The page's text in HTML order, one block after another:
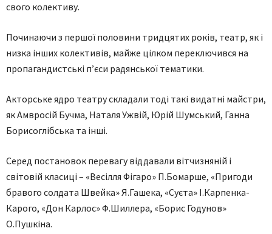
свого колективу.
Починаючи з першої половини тридцятих років, театр, як і
низка інших колективів, майже цілком переключився на
пропагандистські п’єси радянської тематики.
Акторське ядро театру складали тоді такі видатні майстри,
як Амвросій Бучма, Наталя Ужвій, Юрій Шумський, Ганна
Борисоглібська та інші.
Серед постановок перевагу віддавали вітчизняній і
світовій класиці – «Весілля Фігаро» П.Бомарше, «Пригоди
бравого солдата Швейка» Я.Гашека, «Суєта» І.Карпенка-
Карого, «Дон Карлос» Ф.Шиллера, «Борис Годунов»
О.Пушкіна.